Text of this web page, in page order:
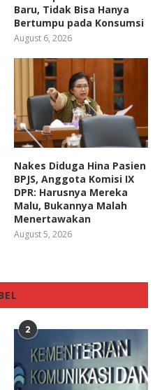
Baru, Tidak Bisa Hanya
Bertumpu pada Konsumsi
August 6, 2026
Nakes Diduga Hina Pasien
BPJS, Anggota Komisi IX
DPR: Harusnya Mereka
Malu, Bukannya Malah
Menertawakan
August 5, 2026
2